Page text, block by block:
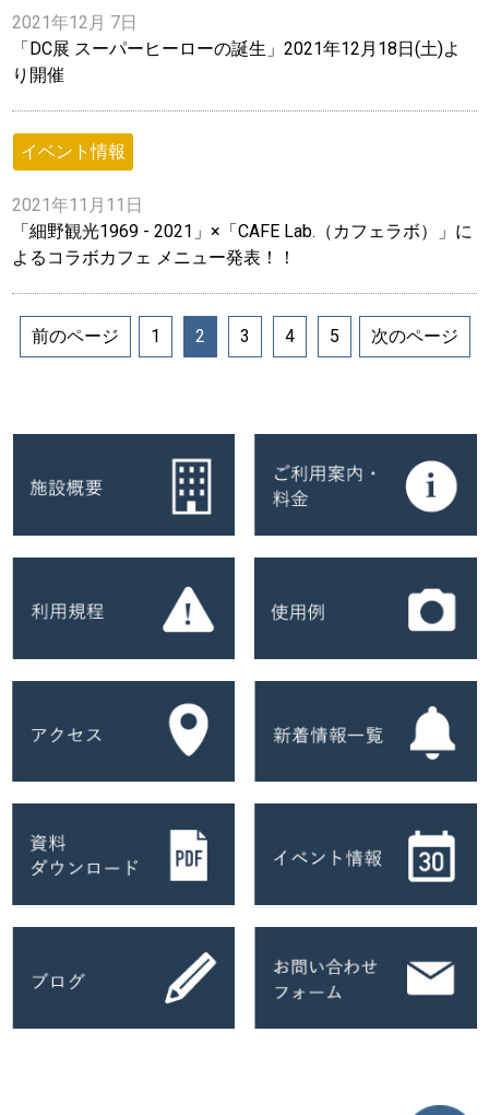
2021年12月 7日
「DC展 スーパーヒーローの誕生」2021年12月18日(土)よ
り開催
イベント情報
2021年11月11日
「細野観光1969 - 2021」×「CAFE Lab.（カフェラボ）」に
よるコラボカフェ メニュー発表！！
前のページ 1 2 3 4 5 次のページ